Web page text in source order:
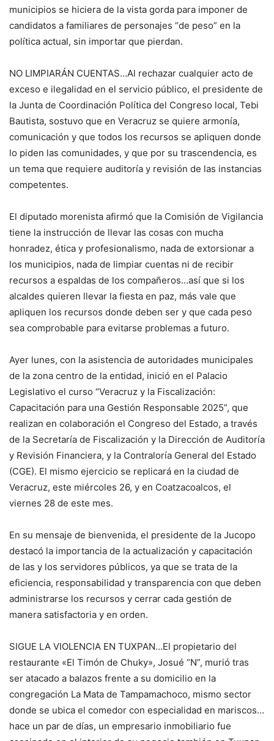
municipios se hiciera de la vista gorda para imponer de
candidatos a familiares de personajes “de peso” en la
política actual, sin importar que pierdan.
NO LIMPIARÁN CUENTAS…Al rechazar cualquier acto de
exceso e ilegalidad en el servicio público, el presidente de
la Junta de Coordinación Política del Congreso local, Tebi
Bautista, sostuvo que en Veracruz se quiere armonía,
comunicación y que todos los recursos se apliquen donde
lo piden las comunidades, y que por su trascendencia, es
un tema que requiere auditoría y revisión de las instancias
competentes.
El diputado morenista afirmó que la Comisión de Vigilancia
tiene la instrucción de llevar las cosas con mucha
honradez, ética y profesionalismo, nada de extorsionar a
los municipios, nada de limpiar cuentas ni de recibir
recursos a espaldas de los compañeros…así que si los
alcaldes quieren llevar la fiesta en paz, más vale que
apliquen los recursos donde deben ser y que cada peso
sea comprobable para evitarse problemas a futuro.
Ayer lunes, con la asistencia de autoridades municipales
de la zona centro de la entidad, inició en el Palacio
Legislativo el curso “Veracruz y la Fiscalización:
Capacitación para una Gestión Responsable 2025”, que
realizan en colaboración el Congreso del Estado, a través
de la Secretaría de Fiscalización y la Dirección de Auditoría
y Revisión Financiera, y la Contraloría General del Estado
(CGE). El mismo ejercicio se replicará en la ciudad de
Veracruz, este miércoles 26, y en Coatzacoalcos, el
viernes 28 de este mes.
En su mensaje de bienvenida, el presidente de la Jucopo
destacó la importancia de la actualización y capacitación
de las y los servidores públicos, ya que se trata de la
eficiencia, responsabilidad y transparencia con que deben
administrarse los recursos y cerrar cada gestión de
manera satisfactoria y en orden.
SIGUE LA VIOLENCIA EN TUXPAN…El propietario del
restaurante «El Timón de Chuky», Josué “N”, murió tras
ser atacado a balazos frente a su domicilio en la
congregación La Mata de Tampamachoco, mismo sector
donde se ubica el comedor con especialidad en mariscos…
hace un par de días, un empresario inmobiliario fue